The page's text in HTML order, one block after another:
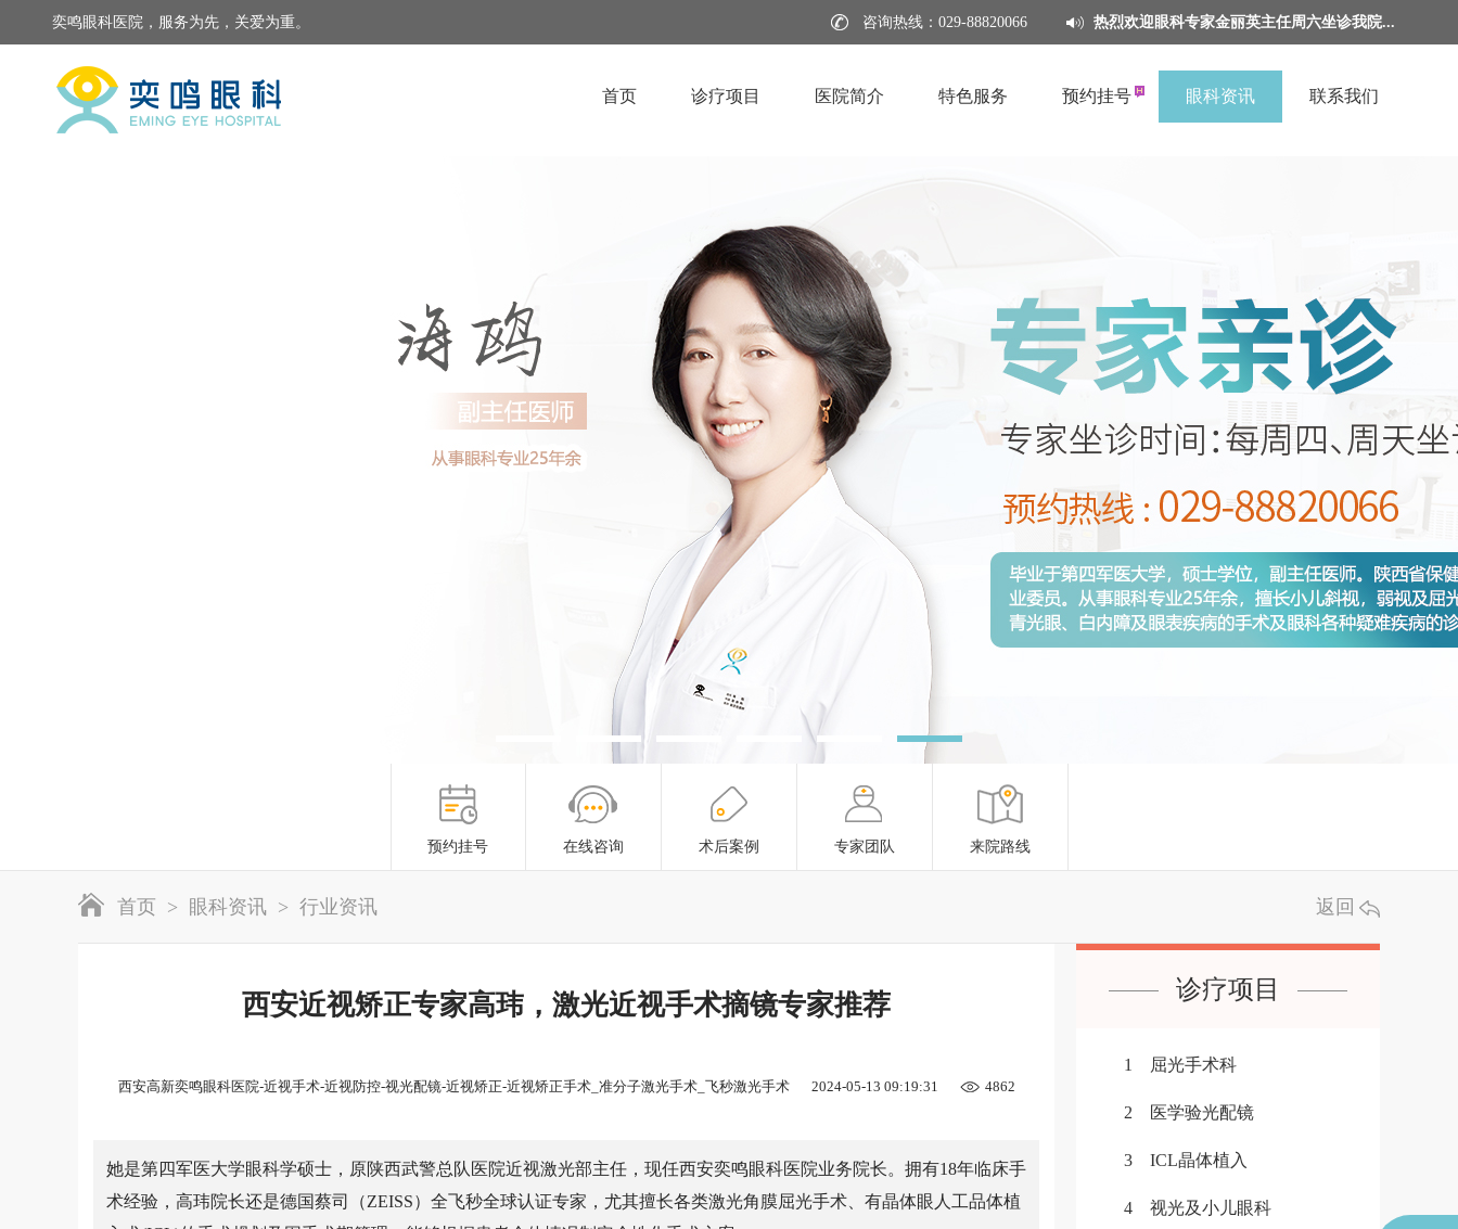
咨询热线：029-88820066 热烈欢迎眼科专家金丽英主任周六坐诊我院...
奕鸣眼科医院 ，服务为先，关爱为重。
首页 诊疗项目 医院简介 特色服务 预约挂号 眼科资讯 联系我们
预约挂号 在线咨询 术后案例 专家团队 来院路线
首页 > 眼科资讯 > 行业资讯 返回
西安近视矫正专家高玮，激光近视手术摘镜专家推荐
西安高新奕鸣眼科医院-近视手术-近视防控-视光配镜-近视矫正-近视矫正手术_准分子激光手术_飞秒激光手术 2024-05-13 09:19:31 4862
她是第四军医大学眼科学硕士，原陕西武警总队医院近视激光部主任，现任西安奕鸣眼科医院业务院长。拥有18年临床手
术经验，高玮院长还是德国蔡司（ZEISS）全飞秒全球认证专家，尤其擅长各类激光角膜屈光手术、有晶体眼人工品体植
诊疗项目
1 屈光手术科
2 医学验光配镜
3 ICL晶体植入
4 视光及小儿眼科